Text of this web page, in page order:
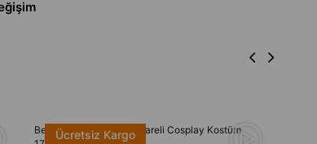
Bella Notte Pembe Pötikareli Cosplay Kostüm
Ücretsiz Kargo